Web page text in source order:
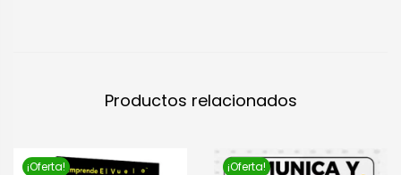
Productos relacionados
¡Oferta! ¡Oferta!